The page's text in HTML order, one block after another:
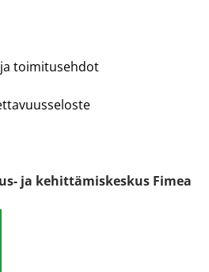
toimitusehdot
ja kehittämiskeskus Fimea